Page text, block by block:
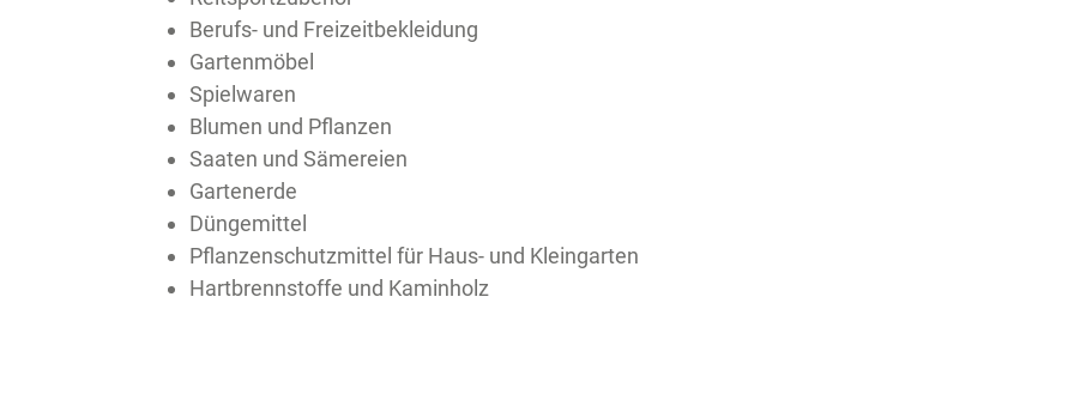
Berufs- und Freizeitbekleidung
Gartenmöbel
Spielwaren
Blumen und Pflanzen
Saaten und Sämereien
Gartenerde
Düngemittel
Pflanzenschutzmittel für Haus- und Kleingarten
Hartbrennstoffe und Kaminholz